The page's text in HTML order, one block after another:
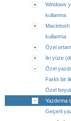
Windows
kullanma
Macintosh
kullanma
Özel
İki yüze
Özel
Farklı bir
Özel
Yazdırma
Geçerli